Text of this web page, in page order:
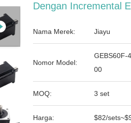
Dengan Incremental
Nama Merek: Jiayu
Nomor Model:
GEBS60F-
00
MOQ: 3 set
Harga: $82/